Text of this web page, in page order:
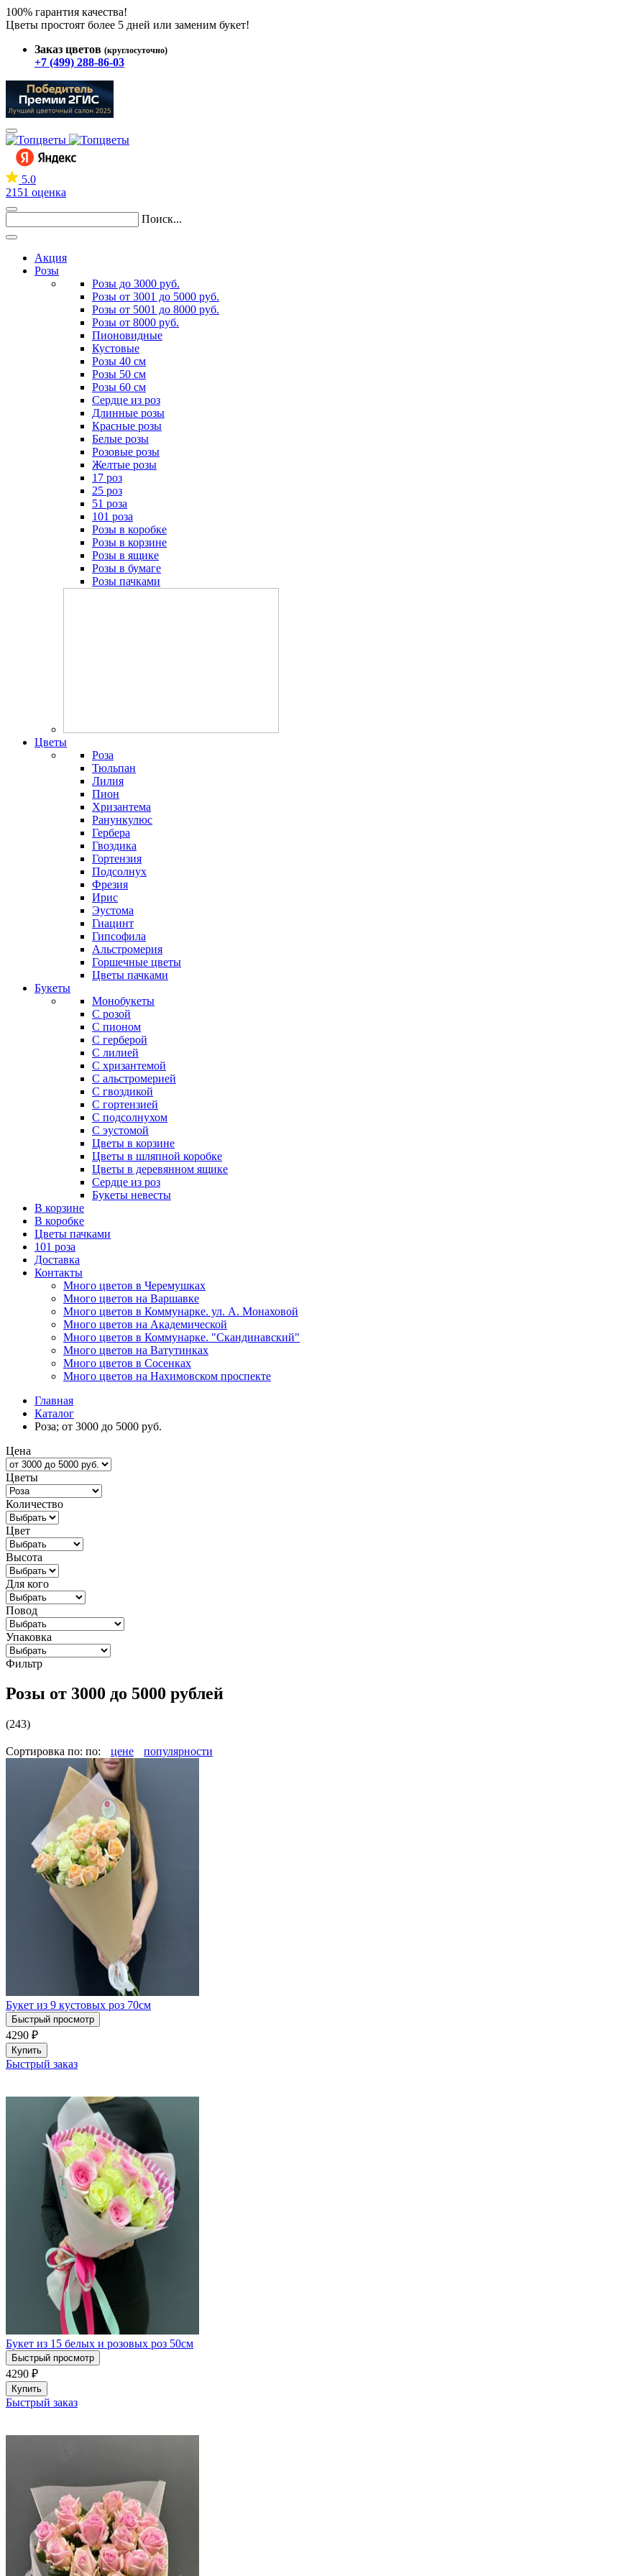
100% гарантия качества!
Цветы простоят более 5 дней или заменим букет!
Заказ цветов (круглосуточно)
+7 (499) 288-86-03
5.0
2151 оценка
Поиск...
Акция
Розы
Розы до 3000 руб.
Розы от 3001 до 5000 руб.
Розы от 5001 до 8000 руб.
Розы от 8000 руб.
Пионовидные
Кустовые
Розы 40 см
Розы 50 см
Розы 60 см
Сердце из роз
Длинные розы
Красные розы
Белые розы
Розовые розы
Желтые розы
17 роз
25 роз
51 роза
101 роза
Розы в коробке
Розы в корзине
Розы в ящике
Розы в бумаге
Розы пачками
Цветы
Роза
Тюльпан
Лилия
Пион
Хризантема
Ранункулюс
Гербера
Гвоздика
Гортензия
Подсолнух
Фрезия
Ирис
Эустома
Гиацинт
Гипсофила
Альстромерия
Горшечные цветы
Цветы пачками
Букеты
Монобукеты
С розой
С пионом
С герберой
С лилией
С хризантемой
С альстромерией
С гвоздикой
С гортензией
С подсолнухом
С эустомой
Цветы в корзине
Цветы в шляпной коробке
Цветы в деревянном ящике
Сердце из роз
Букеты невесты
В корзине
В коробке
Цветы пачками
101 роза
Доставка
Контакты
Много цветов в Черемушках
Много цветов на Варшавке
Много цветов в Коммунарке. ул. А. Монаховой
Много цветов на Академической
Много цветов в Коммунарке. "Скандинавский"
Много цветов на Ватутинках
Много цветов в Сосенках
Много цветов на Нахимовском проспекте
Главная
Каталог
Роза; от 3000 до 5000 руб.
Цена
Цветы
Количество
Цвет
Высота
Для кого
Повод
Упаковка
Фильтр
Розы от 3000 до 5000 рублей
(243)
Сортировка по: по: цене популярности
Букет из 9 кустовых роз 70см
Быстрый просмотр
4290 ₽
Купить
Быстрый заказ
Букет из 15 белых и розовых роз 50см
Быстрый просмотр
4290 ₽
Купить
Быстрый заказ